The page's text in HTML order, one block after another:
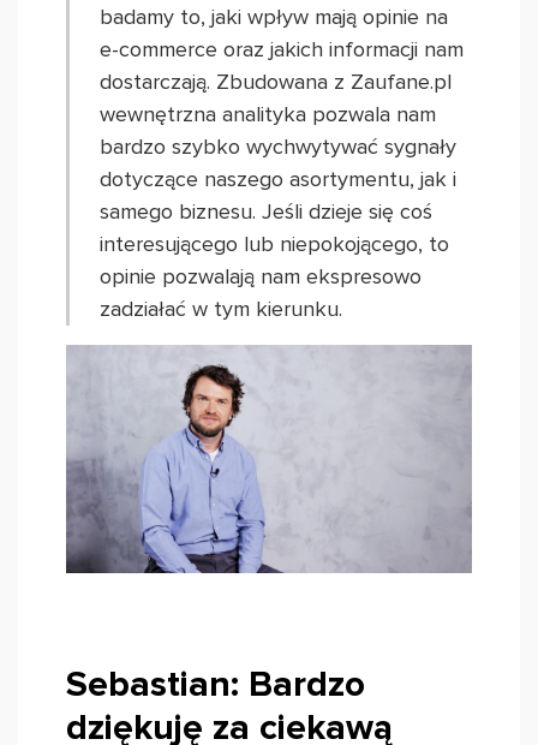
badamy to, jaki wpływ mają opinie na
e-commerce oraz jakich informacji nam
dostarczają. Zbudowana z Zaufane.pl
wewnętrzna analityka pozwala nam
bardzo szybko wychwytywać sygnały
dotyczące naszego asortymentu, jak i
samego biznesu. Jeśli dzieje się coś
interesującego lub niepokojącego, to
opinie pozwalają nam ekspresowo
zadziałać w tym kierunku.
Sebastian: Bardzo
dziękuję za ciekawą